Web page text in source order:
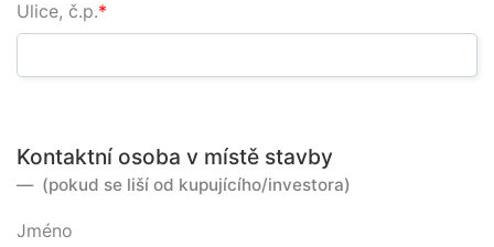
Ulice, č.p.
Kontaktní osoba v místě stavby
(pokud se liší od kupujícího/investora)
Jméno